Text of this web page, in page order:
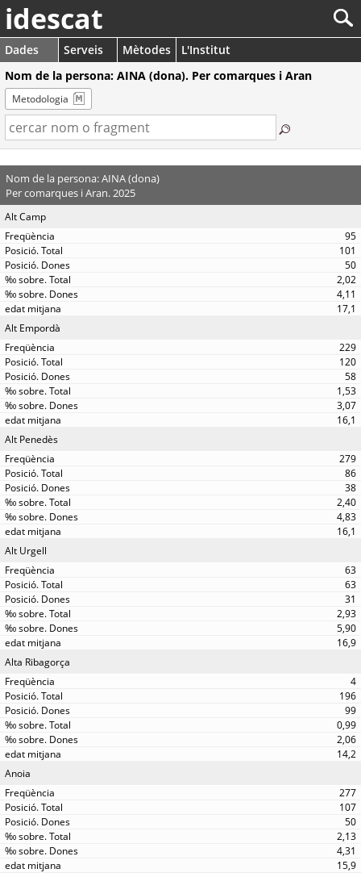
idescat
Dades Serveis Mètodes
L'Institut
Nom de la persona: AINA (dona). Per comarques i Aran
Metodologia
Nom de la persona: AINA (dona)
Per comarques i Aran. 2025
Alt Camp
95
101
50
2,02
4,11
17,1
Alt Empordà
229
120
58
1,53
3,07
16,1
Alt Penedès
279
86
38
2,40
4,83
16,1
Alt Urgell
63
63
31
2,93
5,90
16,9
Alta Ribagorça
4
196
99
0,99
2,06
14,2
Anoia
277
107
50
2,13
4,31
15,9